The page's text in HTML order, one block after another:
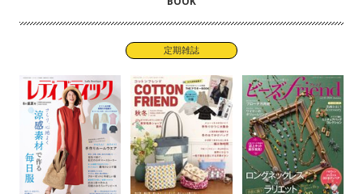
定期雑誌